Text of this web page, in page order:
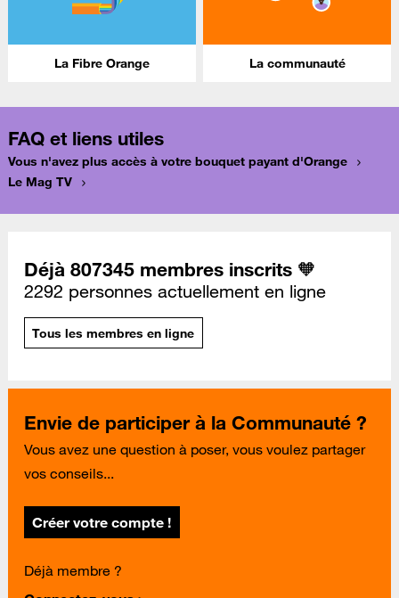
La Fibre Orange La communauté
FAQ et liens utiles
Vous n'avez plus accès à votre bouquet payant d'Orange
Le Mag TV
Déjà 807345 membres inscrits 🧡
2292 personnes actuellement en ligne
Tous les membres en ligne
Envie de participer à la Communauté ?
Vous avez une question à poser, vous voulez partager
vos conseils...
Créer votre compte !
Déjà membre ?